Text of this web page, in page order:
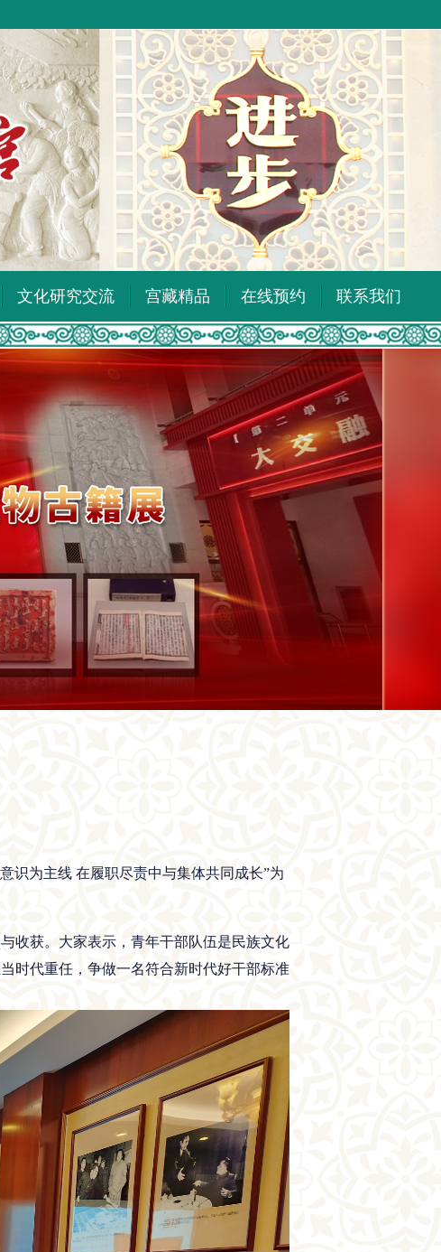
文化研究交流 宫藏精品 在线预约 联系我们
识为主线 在履职尽责中与集体共同成长”为
收获。大家表示，青年干部队伍是民族文化
时代重任，争做一名符合新时代好干部标准